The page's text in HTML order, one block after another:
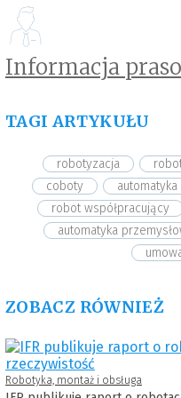
Informacja
TAGI ARTYKUŁU
robotyzacja
coboty
automatyka
robot współpracujący
automatyka
ZOBACZ RÓWNIEŻ
Robotyka, montaż i obsługa